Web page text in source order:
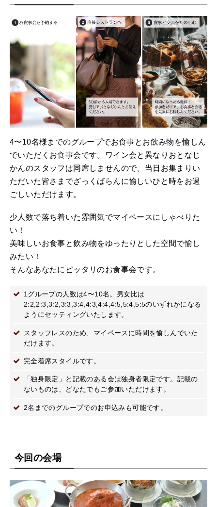
4〜10名様までのグループでお食事とお飲み物を愉しん
でいただくお食事会です。ワイン会と異なりおとなじ
かんのスタッフは同席しませんので、当日お集まりい
ただいた皆さまでざっくばらんに愉しいひと時をお過
ごしいただけます。
少人数で落ち着いた雰囲気でマイペースにしゃべりた
い！
美味しいお食事と飲み物をゆったりとした空間で愉し
みたい！
そんなあなたにピッタリのお食事会です。
1グループの人数は4〜10名。男女比は
2:2,2:3,3:2,3:3,3:4,4:3,4:4,4:5,5:4,5:5のいずれかになる
ようにセッティングいたします。
スタッフレスのため、マイペースに時間を愉しんでいた
だけます。
完全着席スタイルです。
「独身限定」と記載のある会は独身者限定です。記載の
ないものは、どなたでもご参加いただけます。
2名までのグループでのお申込みも可能です。
今回の会場